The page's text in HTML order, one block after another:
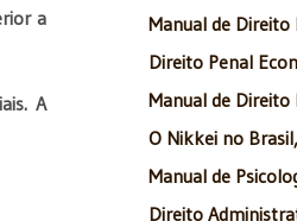
a
A
Manual de Direito
Direito Penal
Manual de Direito
O Nikkei no
Manual de
Direito